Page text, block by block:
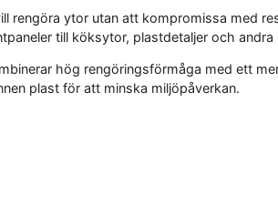
rengöra ytor utan att kompromissa med
till köksytor, plastdetaljer och
hög rengöringsförmåga med ett
plast för att minska miljöpåverkan.